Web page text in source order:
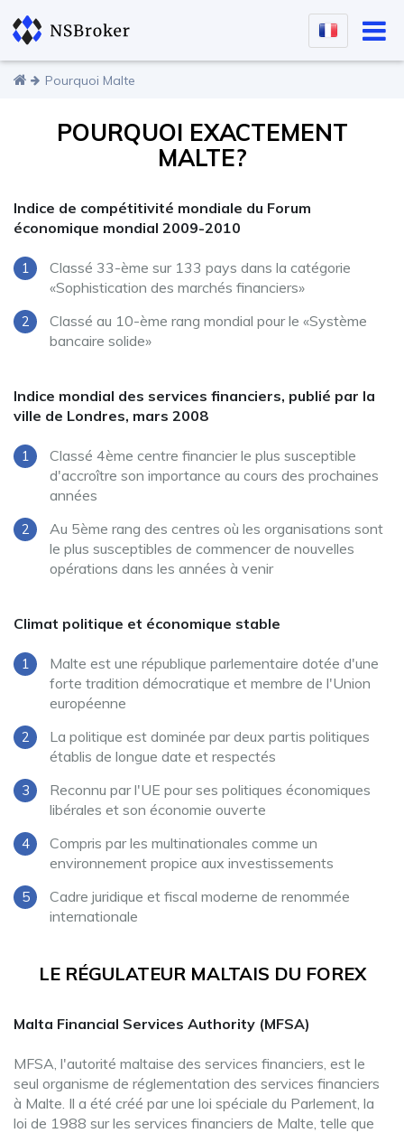
Pourquoi Malte
POURQUOI EXACTEMENT
MALTE?
Indice de compétitivité mondiale du Forum
économique mondial 2009-2010
Classé 33-ème sur 133 pays dans la catégorie
«Sophistication des marchés financiers»
Classé au 10-ème rang mondial pour le «Système
bancaire solide»
Indice mondial des services financiers, publié par la
ville de Londres, mars 2008
Classé 4ème centre financier le plus susceptible
d'accroître son importance au cours des prochaines
années
Au 5ème rang des centres où les organisations sont
le plus susceptibles de commencer de nouvelles
opérations dans les années à venir
Climat politique et économique stable
Malte est une république parlementaire dotée d'une
forte tradition démocratique et membre de l'Union
européenne
La politique est dominée par deux partis politiques
établis de longue date et respectés
Reconnu par l'UE pour ses politiques économiques
libérales et son économie ouverte
Compris par les multinationales comme un
environnement propice aux investissements
Cadre juridique et fiscal moderne de renommée
internationale
LE RÉGULATEUR MALTAIS DU FOREX
Malta Financial Services Authority (MFSA)
MFSA, l'autorité maltaise des services financiers, est le
seul organisme de réglementation des services financiers
à Malte. Il a été créé par une loi spéciale du Parlement, la
loi de 1988 sur les services financiers de Malte, telle que